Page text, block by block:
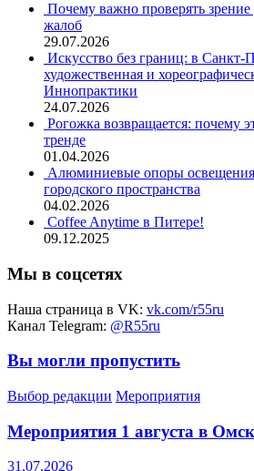
Почему важно проверять зрение
жалоб
29.07.2026
Искусство без границ: в Санкт-
художественная и
Иннопрактики
24.07.2026
Рогожка возвращается: почему
тренде
01.04.2026
Алюминиевые опоры
городского пространства
04.02.2026
Coffee Anytime в Питере!
09.12.2025
Мы в соцсетях
Наша страница в VK: vk.com/r55ru
Канал Telegram: @R55ru
Вы могли пропустить
Выбор редакции Мероприятия
Мероприятия 1 августа в
31.07.2026